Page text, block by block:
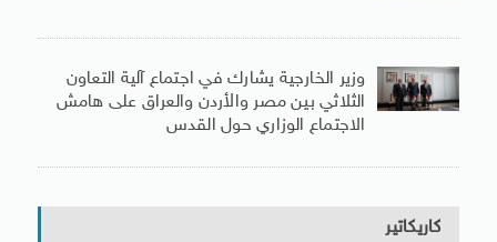
وزير الخارجية يشارك في اجتماع آلية التعاون
الثلاثي بين مصر والأردن والعراق على هامش
الاجتماع الوزاري حول القدس
كاريكاتير